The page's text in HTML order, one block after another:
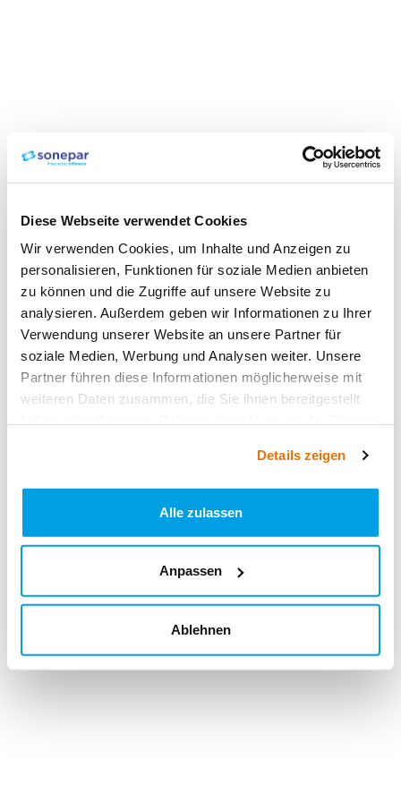
Diese Webseite verwendet Cookies
Wir verwenden Cookies, um Inhalte und Anzeigen zu
personalisieren, Funktionen für soziale Medien anbieten
zu können und die Zugriffe auf unsere Website zu
analysieren. Außerdem geben wir Informationen zu Ihrer
Verwendung unserer Website an unsere Partner für
soziale Medien, Werbung und Analysen weiter. Unsere
Partner führen diese Informationen möglicherweise mit
weiteren Daten zusammen, die Sie ihnen bereitgestellt
Details zeigen
Alle zulassen
Anpassen
Ablehnen